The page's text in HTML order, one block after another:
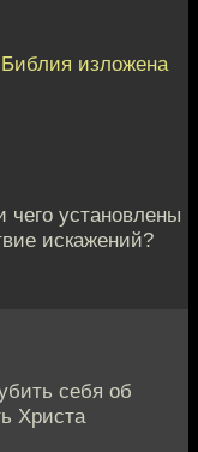
изложена
чего установлены
искажений?
себя об
Христа